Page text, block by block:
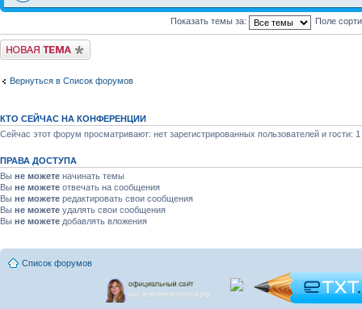
Показать темы за: Поле
Новая тема
Вернуться в Список форумов
КТО СЕЙЧАС НА КОНФЕРЕНЦИИ
Сейчас этот форум просматривают: нет зарегистрированных пользователей и гости: 1
ПРАВА ДОСТУПА
Вы не можете начинать темы
Вы не можете отвечать на сообщения
Вы не можете редактировать свои сообщения
Вы не можете удалять свои сообщения
Вы не можете добавлять вложения
Список форумов